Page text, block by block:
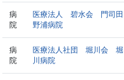
病
院
医療法人 碧水会 門司田
野浦病院
病
院
医療法人社団 堀川会 堀
川病院